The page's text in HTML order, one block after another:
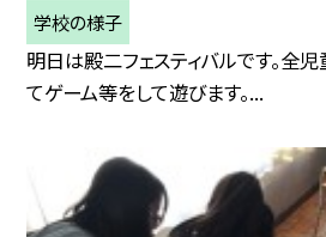
学校の様子
明日は殿二フェスティバルです。全
てゲーム等をして遊びます。...